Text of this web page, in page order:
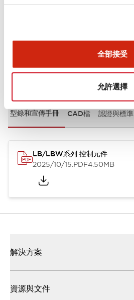
全部接受
允許選擇
文件和檔案
型錄和宣傳手冊 CAD檔 認證與標準
LB/LBW系列 控制元件
2025/10/15.PDF4.50MB
解決方案
資源與文件